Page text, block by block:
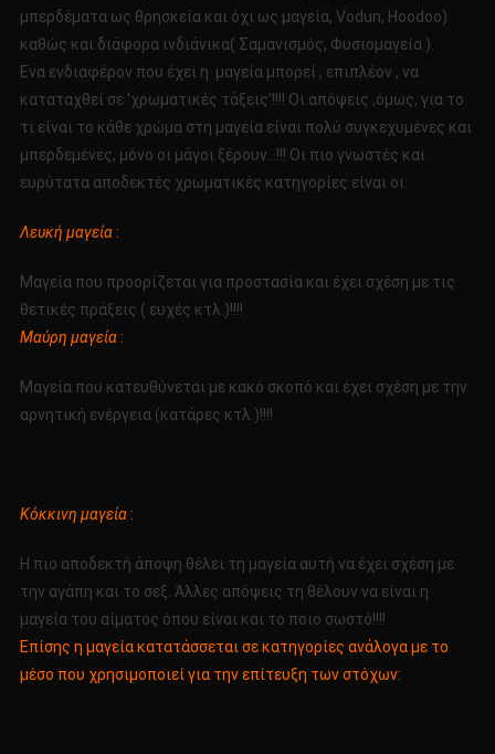
μπερδέματα ως θρησκεία και όχι ως μαγεία, Vodun, Hoodoo)
καθώς και διάφορα ινδιάνικα( Σαμανισμός, Φυσιομαγεία ).
Ενα ενδιαφέρον που έχει η μαγεία μπορεί , επιπλέον , να
καταταχθεί σε ‘χρωματικές τάξεις’!!!! Οι απόψεις ,όμως, για το
τι είναι το κάθε χρώμα στη μαγεία είναι πολύ συγκεχυμένες και
μπερδεμένες, μόνο οι μάγοι ξέρουν…!!! Οι πιο γνωστές και
ευρύτατα αποδεκτές χρωματικές κατηγορίες είναι οι:
Λευκή μαγεία:
Μαγεία που προορίζεται για προστασία και έχει σχέση με τις
θετικές πράξεις ( ευχές κτλ.)!!!!
Μαύρη μαγεία:
Μαγεία που κατευθύνεται με κακό σκοπό και έχει σχέση με την
αρνητική ενέργεια (κατάρες κτλ.)!!!!
Κόκκινη μαγεία:
Η πιο αποδεκτή άποψη θέλει τη μαγεία αυτή να έχει σχέση με
την αγάπη και το σεξ. Άλλες απόψεις τη θέλουν να είναι η
μαγεία του αίματος όπου είναι και το ποιο σωστό!!!!
Επίσης η μαγεία κατατάσσεται σε κατηγορίες ανάλογα με το
μέσο που χρησιμοποιεί για την επίτευξη των στόχων: